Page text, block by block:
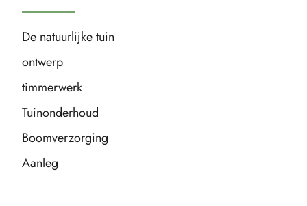
De natuurlijke tuin
ontwerp
timmerwerk
Tuinonderhoud
Boomverzorging
Aanleg